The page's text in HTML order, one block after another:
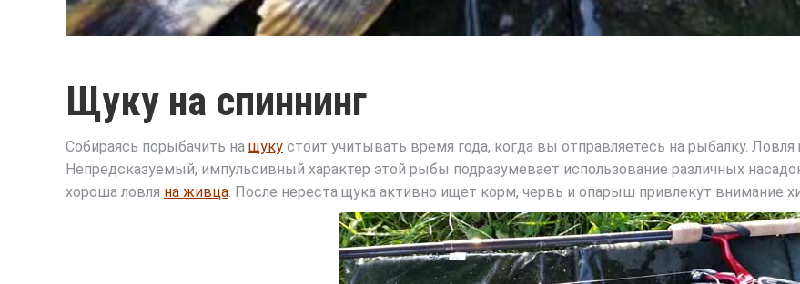
Щуку на спиннинг
Собираясь порыбачить на щуку стоит учитывать время года, когда вы отправляетесь на рыбалку.
Непредсказуемый, импульсивный характер этой рыбы подразумевает использование различных
хороша ловля на живца. После нереста щука активно ищет корм, червь и опарыш привлекут внимание